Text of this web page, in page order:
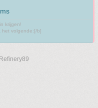
krijgen!
het volgende:[/b]